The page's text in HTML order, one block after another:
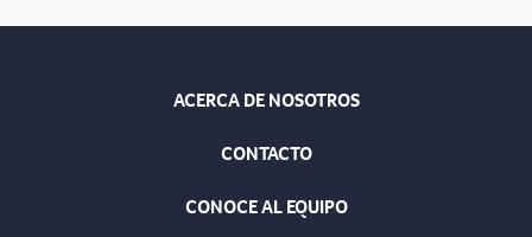
ACERCA DE NOSOTROS
CONTACTO
CONOCE AL EQUIPO